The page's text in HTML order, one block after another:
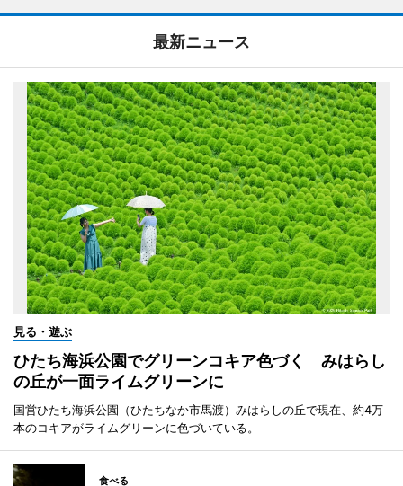
最新ニュース
見る・遊ぶ
ひたち海浜公園でグリーンコキア色づく みはらし
の丘が一面ライムグリーンに
国営ひたち海浜公園（ひたちなか市馬渡）みはらしの丘で現在、約4万
本のコキアがライムグリーンに色づいている。
食べる